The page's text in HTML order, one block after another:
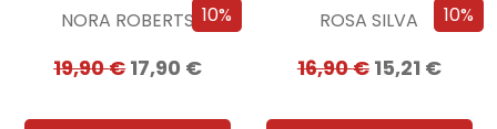
10%
NORA ROBERTS
19,90€17,90 €
10%
ROSA SILVA
16,90€ 15,21 €